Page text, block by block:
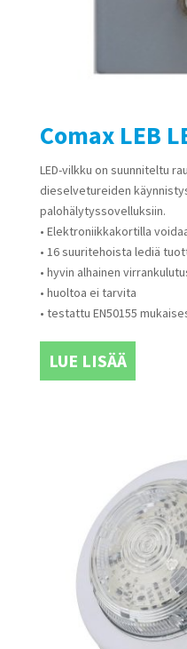
Comax LEB
LED-vilkku on suunniteltu
dieselvetureiden
palohälytyssovelluksiin.
• Elektroniikkakortilla
• 16 suuritehoista lediä
• hyvin alhainen
• huoltoa ei tarvita
• testattu EN50155
LUE LISÄÄ